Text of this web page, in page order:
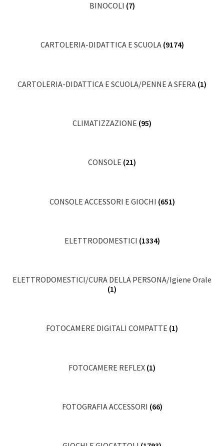
BINOCOLI (7)
CARTOLERIA-DIDATTICA E SCUOLA (9174)
CARTOLERIA-DIDATTICA E SCUOLA/PENNE A SFERA (1)
CLIMATIZZAZIONE (95)
CONSOLE (21)
CONSOLE ACCESSORI E GIOCHI (651)
ELETTRODOMESTICI (1334)
ELETTRODOMESTICI/CURA DELLA PERSONA/Igiene Orale
(1)
FOTOCAMERE DIGITALI COMPATTE (1)
FOTOCAMERE REFLEX (1)
FOTOGRAFIA ACCESSORI (66)